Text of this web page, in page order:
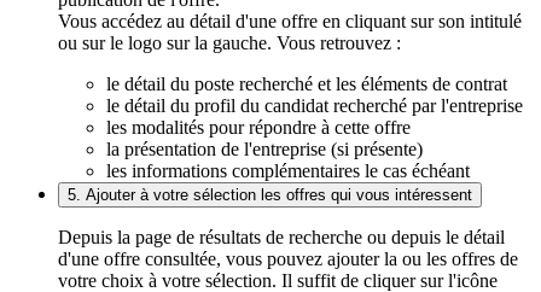
Vous accédez au détail d'une offre en cliquant sur son intitulé
ou sur le logo sur la gauche. Vous retrouvez :
le détail du poste recherché et les éléments de contrat
le détail du profil du candidat recherché par l'entreprise
les modalités pour répondre à cette offre
la présentation de l'entreprise (si présente)
les informations complémentaires le cas échéant
5. Ajouter à votre sélection les offres qui vous intéressent
Depuis la page de résultats de recherche ou depuis le détail
d'une offre consultée, vous pouvez ajouter la ou les offres de
votre choix à votre sélection. Il suffit de cliquer sur l'icône